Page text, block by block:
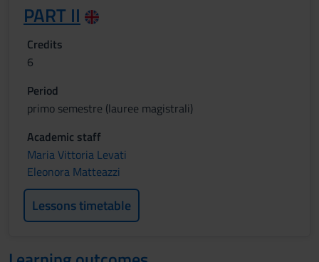
PART II
Credits
6
Period
primo semestre (lauree magistrali)
Academic staff
Maria Vittoria Levati
Eleonora Matteazzi
Lessons timetable